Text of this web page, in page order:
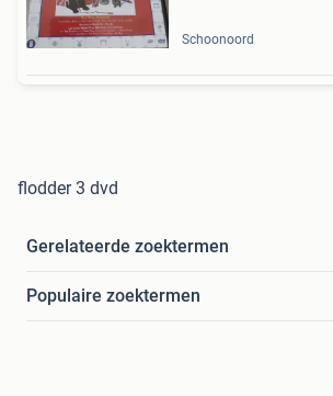
Schoonoord
flodder 3 dvd
Gerelateerde zoektermen
Populaire zoektermen